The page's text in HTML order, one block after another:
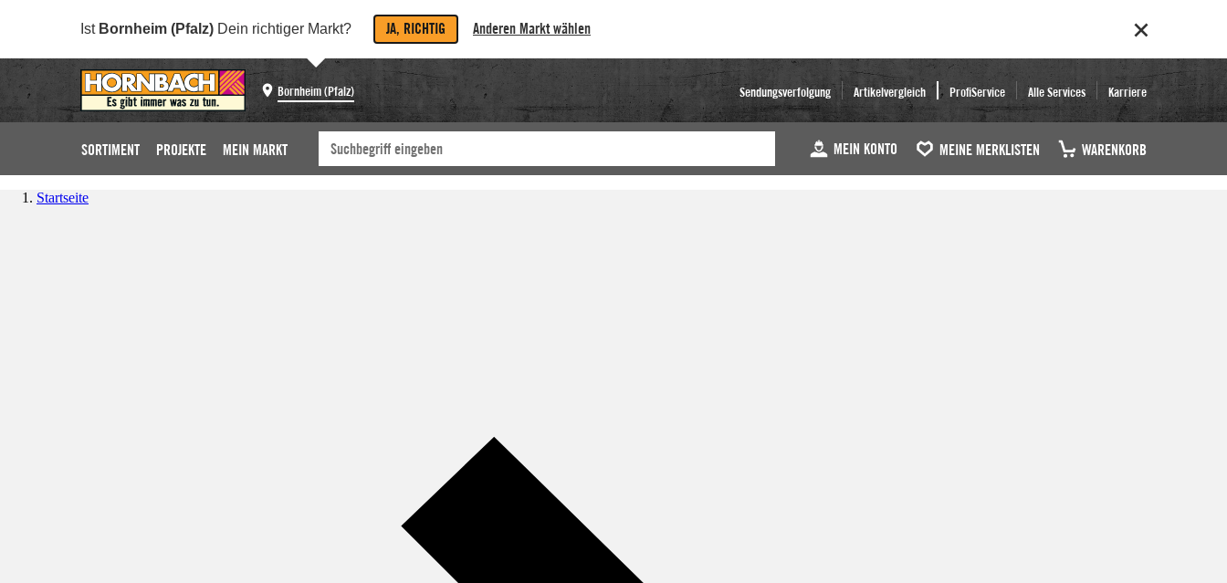
Ist Bornheim (Pfalz) Dein richtiger Markt? JA, RICHTIG Anderen Markt wählen
Bornheim (Pfalz) Sendungsverfolgung Artikelvergleich ProfiService Alle Services Karriere
SORTIMENT PROJEKTE MEIN MARKT MEIN KONTO MEINE MERKLISTEN WARENKORB
Startseite